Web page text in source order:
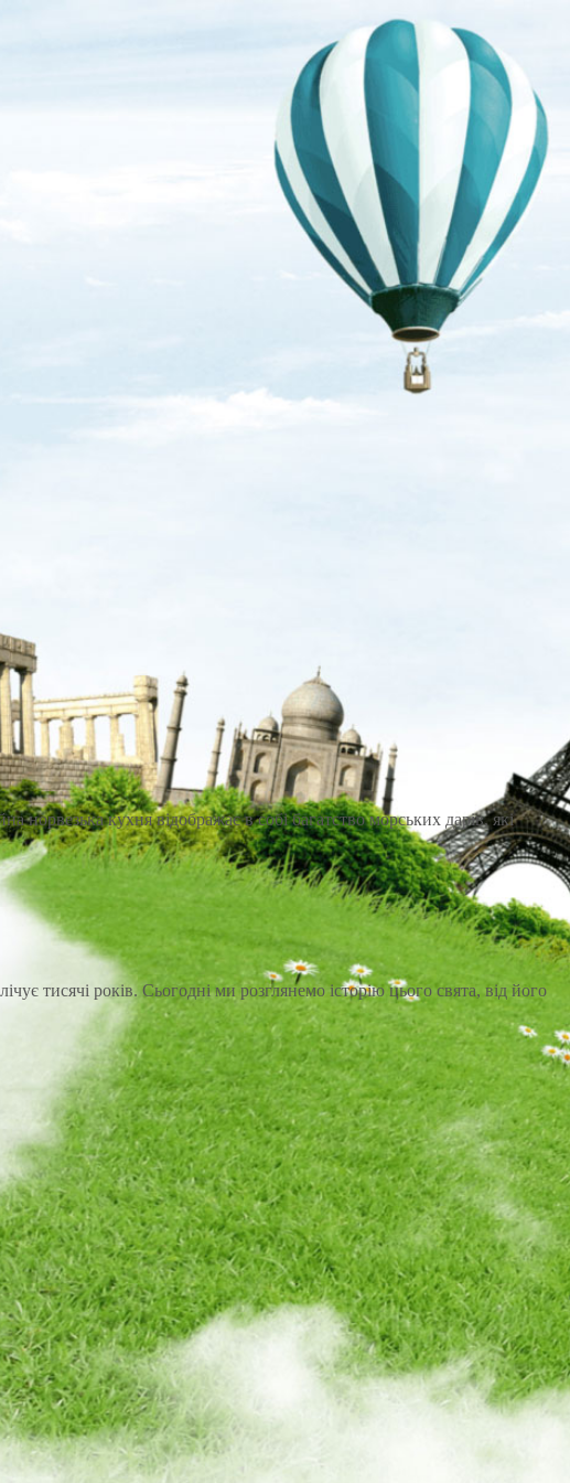
норвезька кухня відображає в собі багатство морських дарів, які
тисячі років. Сьогодні ми розглянемо історію цього свята, від його